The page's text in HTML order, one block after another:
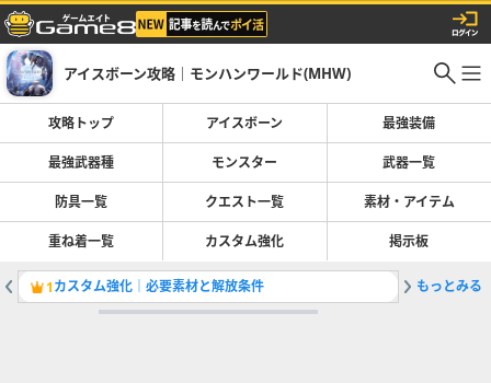
アイスボーン攻略｜モンハンワールド(MHW)
攻略トップ アイスボーン 最強装備
最強武器種 モンスター 武器一覧
防具一覧 クエスト一覧 素材・アイテム
重ね着一覧 カスタム強化 掲示板
1カスタム強化｜必要素材と解放条件 2大剣の
もっとみる